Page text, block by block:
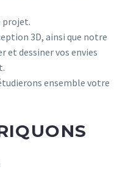
projet.
3D, ainsi que notre
et dessiner vos envies
ensemble votre